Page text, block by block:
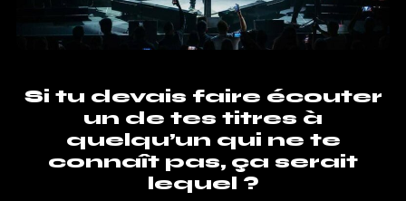
Si tu devais faire écouter
un de tes titres à
quelqu’un qui ne te
connaît pas, ça serait
lequel ?